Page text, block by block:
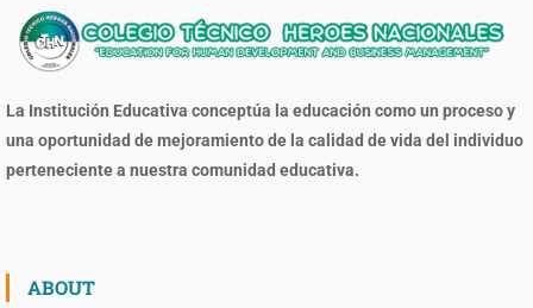
La Institución Educativa conceptúa la educación como un proceso y
una oportunidad de mejoramiento de la calidad de vida del individuo
perteneciente a nuestra comunidad educativa.
ABOUT